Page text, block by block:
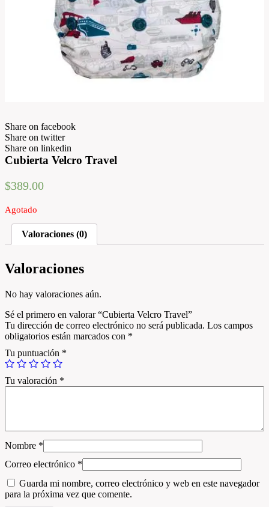
Share on facebook
Share on twitter
Share on linkedin
Cubierta Velcro Travel
$389.00
Agotado
Valoraciones (0)
Valoraciones
No hay valoraciones aún.
Sé el primero en valorar “Cubierta Velcro Travel”
Tu dirección de correo electrónico no será publicada. Los campos
obligatorios están marcados con *
Tu puntuación *
Tu valoración *
Nombre *
Correo electrónico *
Guarda mi nombre, correo electrónico y web en este navegador
para la próxima vez que comente.